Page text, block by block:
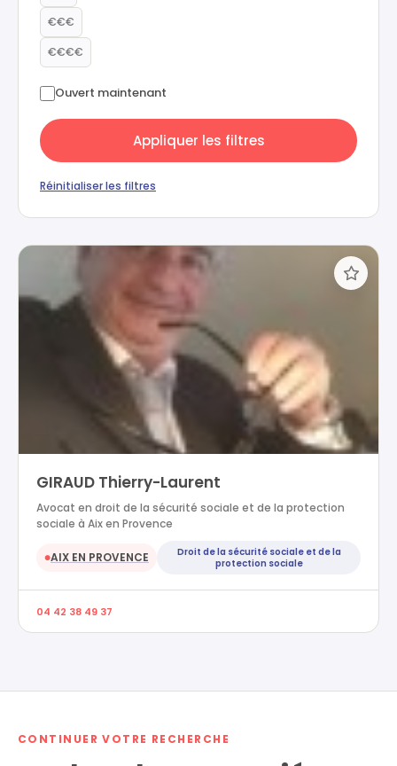
€€€
€€€€
Ouvert maintenant
Appliquer les filtres
Réinitialiser les filtres
GIRAUD Thierry-Laurent
Avocat en droit de la sécurité sociale et de la protection
sociale à Aix en Provence
●AIX EN PROVENCE
Droit de la sécurité sociale et de la
protection sociale
04 42 38 49 37
CONTINUER VOTRE RECHERCHE